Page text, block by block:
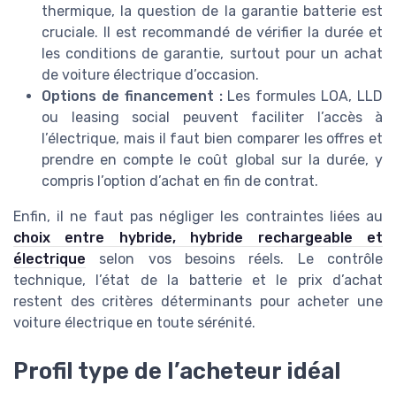
thermique, la question de la garantie batterie est
cruciale. Il est recommandé de vérifier la durée et
les conditions de garantie, surtout pour un achat
de voiture électrique d’occasion.
Options de financement :Les formules LOA, LLD
ou leasing social peuvent faciliter l’accès à
l’électrique, mais il faut bien comparer les offres et
prendre en compte le coût global sur la durée, y
compris l’option d’achat en fin de contrat.
Enfin, il ne faut pas négliger les contraintes liées au
choix entre hybride, hybride rechargeable et
électrique selon vos besoins réels. Le contrôle
technique, l’état de la batterie et le prix d’achat
restent des critères déterminants pour acheter une
voiture électrique en toute sérénité.
Profil type de l’acheteur idéal